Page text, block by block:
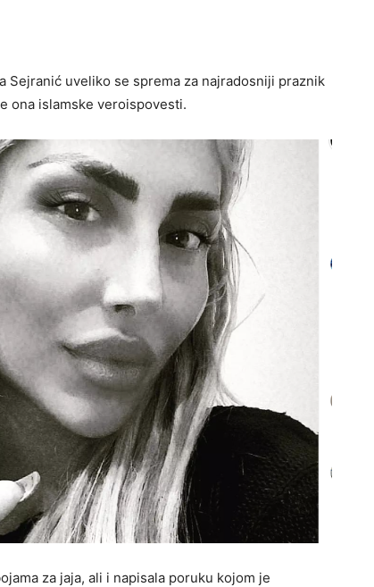
Sejranić uveliko se sprema za najradosniji praznik
ona islamske veroispovesti.
za jaja, ali i napisala poruku kojom je